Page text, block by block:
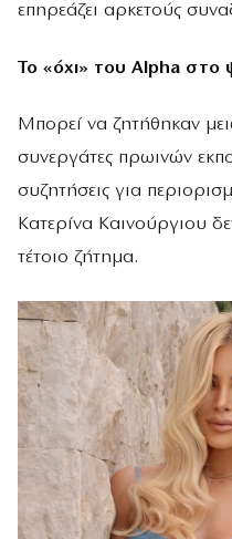
επηρεάζει αρκετούς
Το «όχι» του Alpha στο
Μπορεί να ζητήθηκαν
συνεργάτες πρωινών
συζητήσεις για
Κατερίνα Καινούργιου
τέτοιο ζήτημα.